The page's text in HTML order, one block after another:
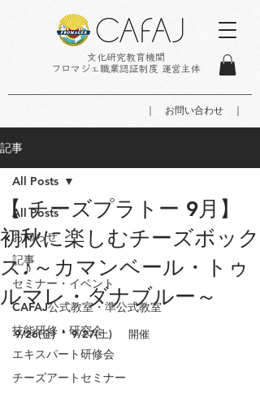
｜ お問い合わせ ｜
文化研究教育機関
フロマジェ職業認証制度 運営主体
記事
All Posts
お知らせ
記事
セミナー・イベント
CAFAJ公式教室・準公式教室
技能研修・研究会
エキスパート研修会
チーズアートセミナー
All Posts
【 チーズプラトー 9月】
初秋に楽しむチーズボック
ス♪～カマンベール・トゥ
ルマレ・ダナブルー～
9/26(金)・9/27(土) 開催